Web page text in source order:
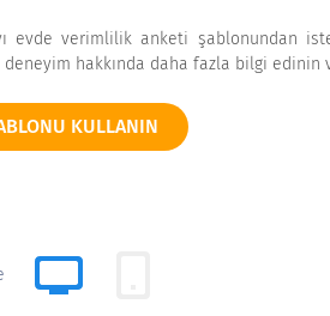
evde verimlilik anketi şablonundan
deneyim hakkında daha fazla bilgi
KULLANIN